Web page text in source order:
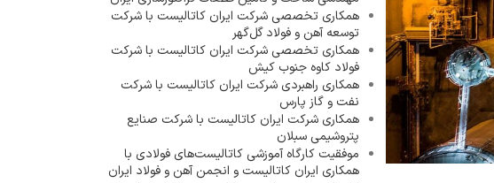
همکاری تخصصی شرکت ایران کاتالیست با شرکت
توسعه آهن و فولاد گل‌گهر
همکاری تخصصی شرکت ایران کاتالیست با شرکت
فولاد کاوه جنوب کیش
همکاری راهبردی شرکت ایران کاتالیست با شرکت
نفت و گاز پارس
همکاری شرکت ایران کاتالیست با شرکت صنایع
پتروشیمی سبلان
موفقیت کارگاه آموزشی کاتالیست‌های فولادی با
همکاری ایران کاتالیست و انجمن آهن و فولاد ایران